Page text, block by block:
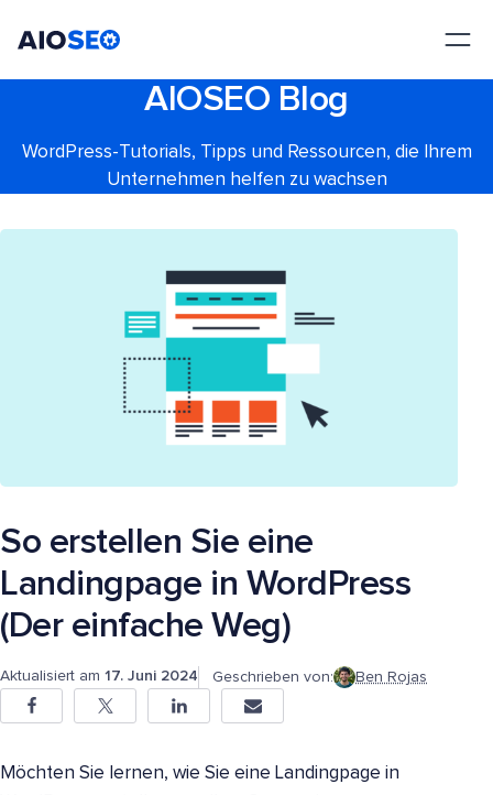
AIOSEO Blog
WordPress-Tutorials, Tipps und Ressourcen, die Ihrem
Unternehmen helfen zu wachsen
So erstellen Sie eine
Landingpage in WordPress
(Der einfache Weg)
Aktualisiert am 17. Juni 2024 Geschrieben von: Ben Rojas
Möchten Sie lernen, wie Sie eine Landingpage in